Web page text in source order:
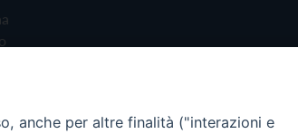
anche per altre finalità ("interazioni e